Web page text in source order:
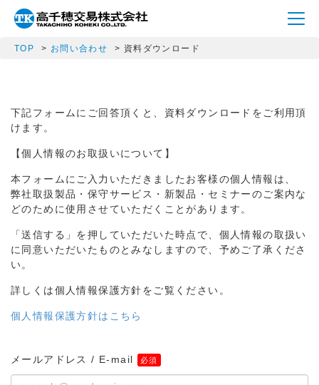
TOP お問い合わせ 資料ダウンロード
下記フォームにご回答頂くと、資料ダウンロードをご利用頂
けます。
【個人情報のお取扱いについて】
本フォームにご入力いただきましたお客様の個人情報は、
弊社取扱製品・保守サービス・新製品・セミナーのご案内な
どのために使用させていただくことがあります。
「送信する」を押していただいた時点で、個人情報の取扱い
に同意いただいたものとみなしますので、予めご了承くださ
い。
詳しくは個人情報保護方針をご覧ください。
個人情報保護方針はこちら
メールアドレス / E-mail